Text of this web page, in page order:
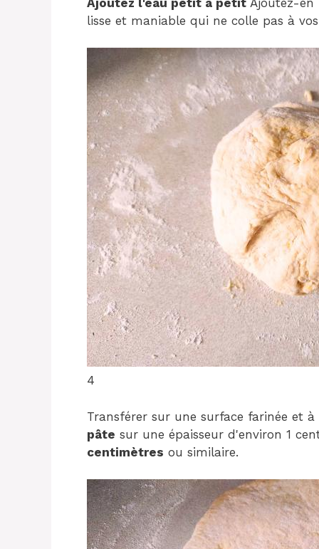
lisse et maniable qui ne colle pas à
4
Transférer sur une surface farinée et
pâte sur une épaisseur d'environ 1
centimètres ou similaire.